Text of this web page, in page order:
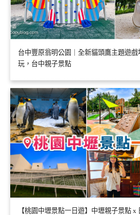
台中豐原翁明公園｜全新貓頭鷹主題遊
玩，台中親子景點
【桃園中壢景點一日遊】中壢親子景點